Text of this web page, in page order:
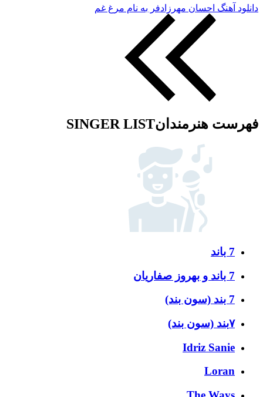
دانلود آهنگ احسان مهرزادفر به نام مرغ غم
فهرست هنرمندانSINGER LIST
7 باند
7 باند و بهروز صفاریان
7 بند (سون بند)
۷بند (سون بند)
Idriz Sanie
Loran